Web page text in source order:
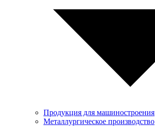
Продукция для машиностроения
Металлургическое производство